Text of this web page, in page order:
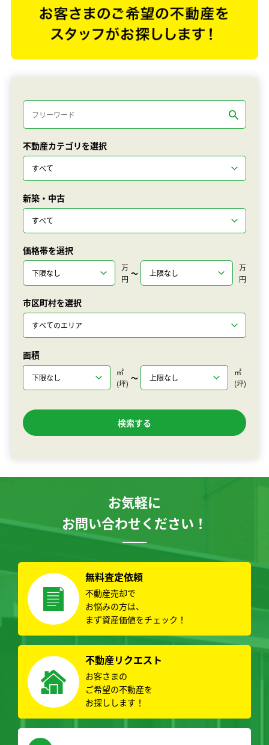
不動産カテゴリを選択
新築・中古
価格帯を選択
万
円
〜
万
円
市区町村を選択
面積
㎡
(坪)
〜
㎡
(坪)
お気軽に
お問い合わせください！
無料査定依頼
不動産売却で
お悩みの方は、
まず資産価値をチェック！
不動産リクエスト
お客さまの
ご希望の不動産を
お探しします！